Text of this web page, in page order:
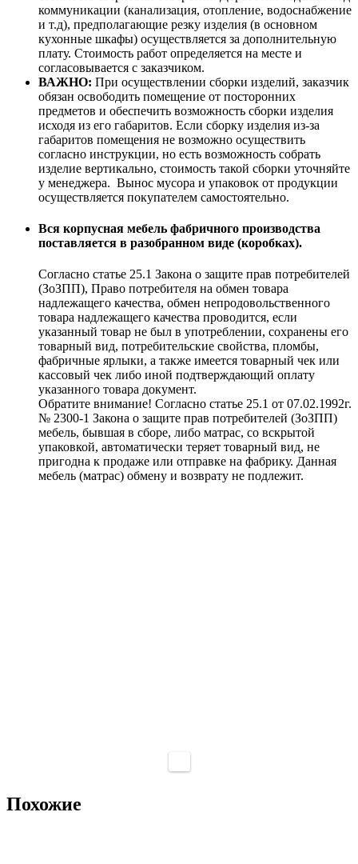
коммуникации (канализация, отопление, водоснабжение
и т.д), предполагающие резку изделия (в основном
кухонные шкафы) осуществляется за дополнительную
плату. Стоимость работ определяется на месте и
согласовывается с заказчиком.
ВАЖНО: При осуществлении сборки изделий, заказчик
обязан освободить помещение от посторонних
предметов и обеспечить возможность сборки изделия
исходя из его габаритов. Если сборку изделия из-за
габаритов помещения не возможно осуществить
согласно инструкции, но есть возможность собрать
изделие вертикально, стоимость такой сборки уточняйте
у менеджера. Вынос мусора и упаковок от продукции
осуществляется покупателем самостоятельно.
Вся корпусная мебель фабричного производства
поставляется в разобранном виде (коробках).
Согласно статье 25.1 Закона о защите прав потребителей
(ЗоЗПП), Право потребителя на обмен товара
надлежащего качества, обмен непродовольственного
товара надлежащего качества проводится, если
указанный товар не был в употреблении, сохранены его
товарный вид, потребительские свойства, пломбы,
фабричные ярлыки, а также имеется товарный чек или
кассовый чек либо иной подтверждающий оплату
указанного товара документ.
Обратите внимание! Согласно статье 25.1 от 07.02.1992г.
№ 2300-1 Закона о защите прав потребителей (ЗоЗПП)
мебель, бывшая в сборе, либо матрас, со вскрытой
упаковкой, автоматически теряет товарный вид, не
пригодна к продаже или отправке на фабрику. Данная
мебель (матрас) обмену и возврату не подлежит.
Похожие